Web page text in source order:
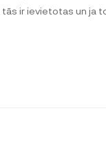
ir ievietotas un ja